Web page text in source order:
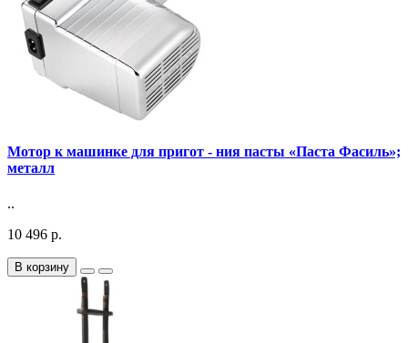
Мотор к машинке для пригот - ния пасты «Паста Фасиль»;
металл
..
10 496 р.
В корзину